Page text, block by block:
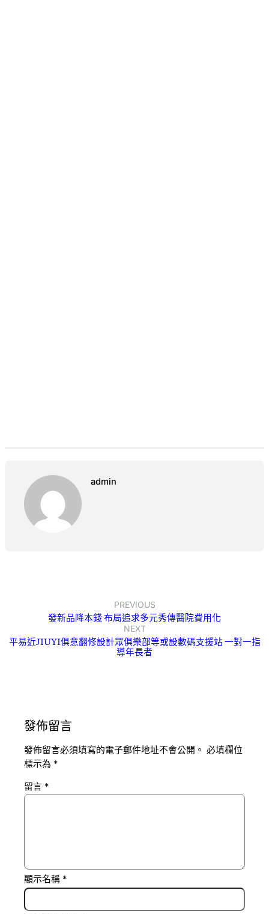
admin
PREVIOUS
發新品降本錢 布局追求多元秀傳醫院費用化
NEXT
平易近JIUYI俱意翻修設計眾俱樂部等或設數碼支援站 一對一指
導年長者
發佈留言
發佈留言必須填寫的電子郵件地址不會公開。 必填欄位
標示為 *
留言 *
顯示名稱 *